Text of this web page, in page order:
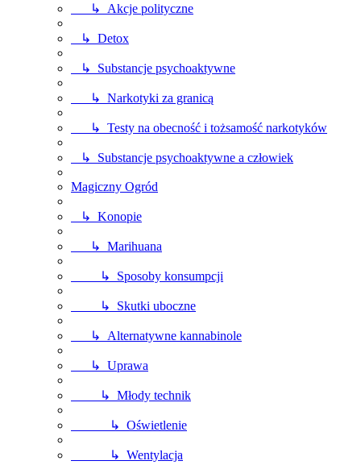
↳ Akcje polityczne
↳ Detox
↳ Substancje psychoaktywne
↳ Narkotyki za granicą
↳ Testy na obecność i tożsamość narkotyków
↳ Substancje psychoaktywne a człowiek
Magiczny Ogród
↳ Konopie
↳ Marihuana
↳ Sposoby konsumpcji
↳ Skutki uboczne
↳ Alternatywne kannabinole
↳ Uprawa
↳ Młody technik
↳ Oświetlenie
↳ Wentylacja